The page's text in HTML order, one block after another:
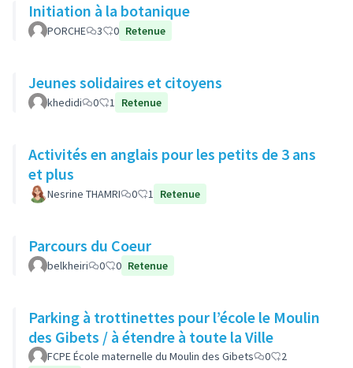
Initiation à la botanique
PORCHE 3 0 Retenue
Jeunes solidaires et citoyens
khedidi 0 1 Retenue
Activités en anglais pour les petits de 3 ans
et plus
Nesrine THAMRI 0 1 Retenue
Parcours du Coeur
belkheiri 0 0 Retenue
Parking à trottinettes pour l’école le Moulin
des Gibets / à étendre à toute la Ville
FCPE École maternelle du Moulin des Gibets 0
2